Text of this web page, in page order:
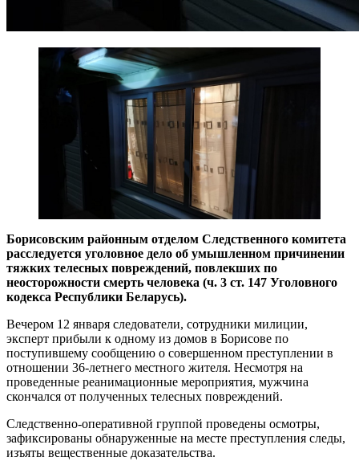
Борисовским районным отделом Следственного комитета
расследуется уголовное дело об умышленном причинении
тяжких телесных повреждений, повлекших по
неосторожности смерть человека (ч. 3 ст. 147 Уголовного
кодекса Республики Беларусь).
Вечером 12 января следователи, сотрудники милиции,
эксперт прибыли к одному из домов в Борисове по
поступившему сообщению о совершенном преступлении в
отношении 36-летнего местного жителя. Несмотря на
проведенные реанимационные мероприятия, мужчина
скончался от полученных телесных повреждений.
Следственно-оперативной группой проведены осмотры,
зафиксированы обнаруженные на месте преступления следы,
изъяты вещественные доказательства.